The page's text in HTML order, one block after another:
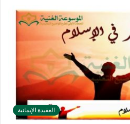
العقيدة الإيمانية